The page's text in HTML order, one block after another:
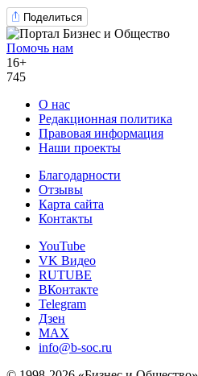
Поделиться
Помочь нам
16+
745
О нас
Редакционная политика
Правовая информация
Наши проекты
Благодарности
Отзывы
Карта сайта
Контакты
YouTube
VK Видео
RUTUBE
ВКонтакте
Telegram
Дзен
MAX
info@b-soc.ru